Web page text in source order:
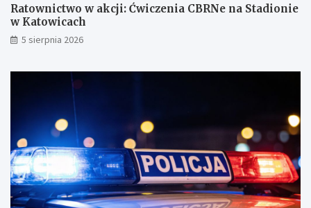
Ratownictwo w akcji: Ćwiczenia CBRNe na Stadionie
w Katowicach
5 sierpnia 2026